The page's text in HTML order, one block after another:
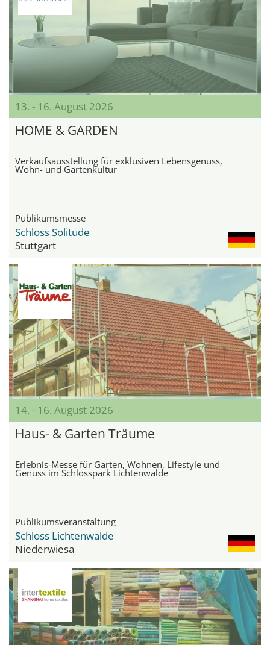
13. - 16. August 2026
HOME & GARDEN
Verkaufsausstellung für exklusiven Lebensgenuss,
Wohn- und Gartenkultur
Publikumsmesse
Schloss Solitude
Stuttgart
14. - 16. August 2026
Haus- & Garten Träume
Erlebnis-Messe für Garten, Wohnen, Lifestyle und
Genuss im Schlosspark Lichtenwalde
Publikumsveranstaltung
Schloss Lichtenwalde
Niederwiesa